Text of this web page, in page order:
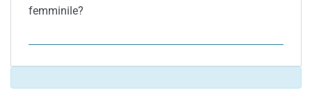
femminile?